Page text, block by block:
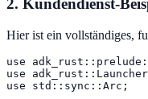
2. Kundendienst-
Hier ist ein vollständiges,
use
use
use std::sync::Arc;